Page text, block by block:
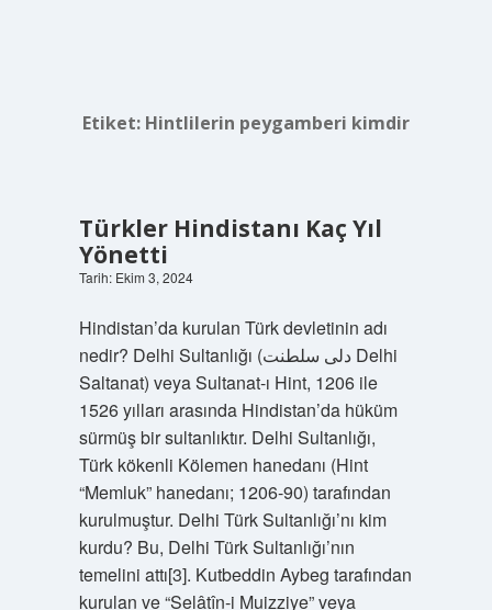
Etiket: Hintlilerin peygamberi kimdir
Türkler Hindistanı Kaç Yıl
Yönetti
Tarih: Ekim 3, 2024
Hindistan’da kurulan Türk devletinin adı
nedir? Delhi Sultanlığı (دلی سلطنت Delhi
Saltanat) veya Sultanat-ı Hint, 1206 ile
1526 yılları arasında Hindistan’da hüküm
sürmüş bir sultanlıktır. Delhi Sultanlığı,
Türk kökenli Kölemen hanedanı (Hint
“Memluk” hanedanı; 1206-90) tarafından
kurulmuştur. Delhi Türk Sultanlığı’nı kim
kurdu? Bu, Delhi Türk Sultanlığı’nın
temelini attı[3]. Kutbeddin Aybeg tarafından
kurulan ve “Selâtîn-i Muizziye” veya